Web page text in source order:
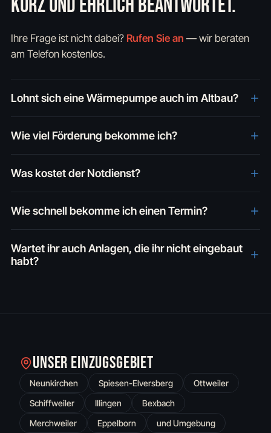
KURZ UND EHRLICH BEANTWORTET.
Ihre Frage ist nicht dabei? Rufen Sie an — wir beraten
am Telefon kostenlos.
Lohnt sich eine Wärmepumpe auch im Altbau?
Wie viel Förderung bekomme ich?
Was kostet der Notdienst?
Wie schnell bekomme ich einen Termin?
Wartet ihr auch Anlagen, die ihr nicht eingebaut
habt?
UNSER EINZUGSGEBIET
Neunkirchen Spiesen-Elversberg
Ottweiler
Schiffweiler
Illingen
Bexbach
Merchweiler
Eppelborn und Umgebung